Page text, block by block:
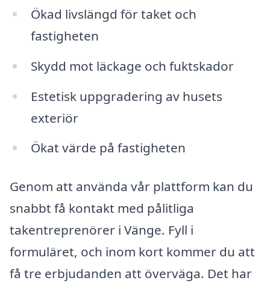
Ökad livslängd för taket och
fastigheten
Skydd mot läckage och fuktskador
Estetisk uppgradering av husets
exteriör
Ökat värde på fastigheten
Genom att använda vår plattform kan du
snabbt få kontakt med pålitliga
takentreprenörer i Vänge. Fyll i
formuläret, och inom kort kommer du att
få tre erbjudanden att överväga. Det har